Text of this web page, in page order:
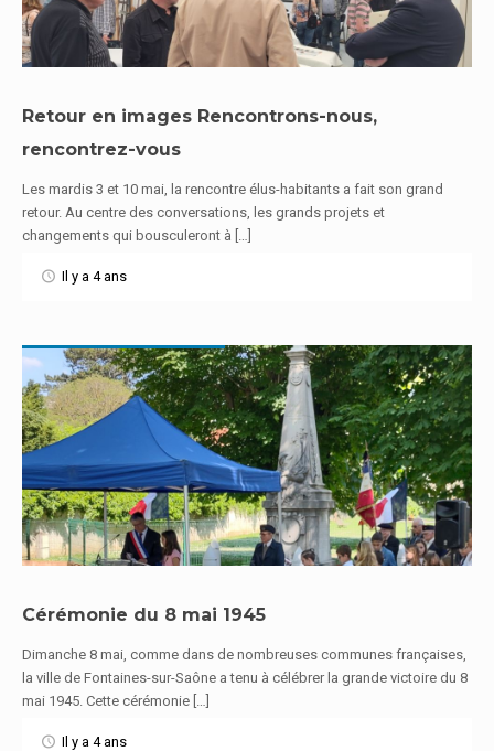
Retour en images Rencontrons-nous,
rencontrez-vous
Les mardis 3 et 10 mai, la rencontre élus-habitants a fait son grand
retour. Au centre des conversations, les grands projets et
changements qui bousculeront à […]
Il y a 4 ans
En savoir plus
Cérémonie du 8 mai 1945
Dimanche 8 mai, comme dans de nombreuses communes françaises,
la ville de Fontaines-sur-Saône a tenu à célébrer la grande victoire du 8
mai 1945. Cette cérémonie […]
Il y a 4 ans